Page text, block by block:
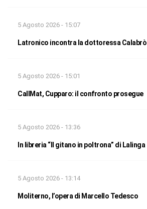
5 Agosto 2026 - 15:07
Latronico incontra la dottoressa Calabrò
5 Agosto 2026 - 15:01
CallMat, Cupparo: il confronto prosegue
5 Agosto 2026 - 13:36
In libreria “Il gitano in poltrona” di Lalinga
5 Agosto 2026 - 13:14
Moliterno, l’opera di Marcello Tedesco